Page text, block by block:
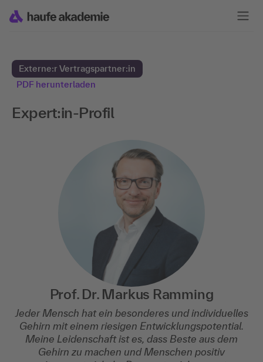
Externe:r Vertragspartner:in
PDF herunterladen
Expert:in-Profil
Prof. Dr. Markus Ramming
Jeder Mensch hat ein besonderes und individuelles
Gehirn mit einem riesigen Entwicklungspotential.
Meine Leidenschaft ist es, dass Beste aus dem
Gehirn zu machen und Menschen positiv